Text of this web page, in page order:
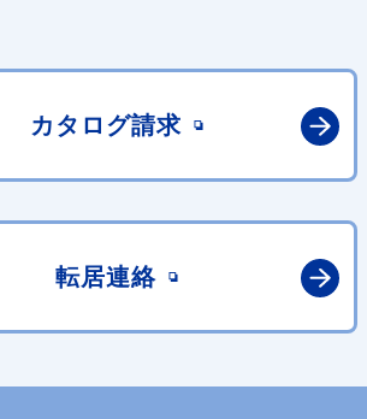
カタログ請求
転居連絡